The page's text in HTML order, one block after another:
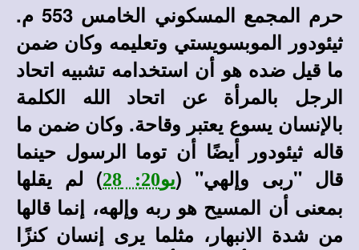
حرم المجمع المسكوني الخامس 553 م.
ثيئودور الموبسويستي وتعليمه وكان ضمن
ما قيل ضده هو أن استخدامه تشبيه اتحاد
الرجل بالمرأة عن اتحاد الله الكلمة
بالإنسان يسوع يعتبر وقاحة. وكان ضمن ما
قاله ثيئودور أيضًا أن توما الرسول حينما
قال "ربى وإلهي" (يو20: 28
) لم يقلها
بمعنى أن المسيح هو ربه وإلهه، إنما قالها
من شدة الانبهار، مثلما يرى إنسان كنزًا